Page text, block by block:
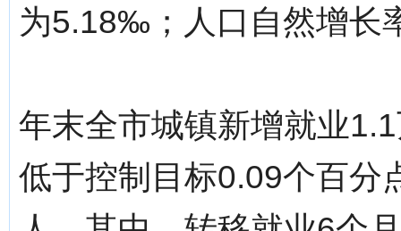
为5.18‰；人口自然增长
年末全市城镇新增就业
低于控制目标0.09个百分